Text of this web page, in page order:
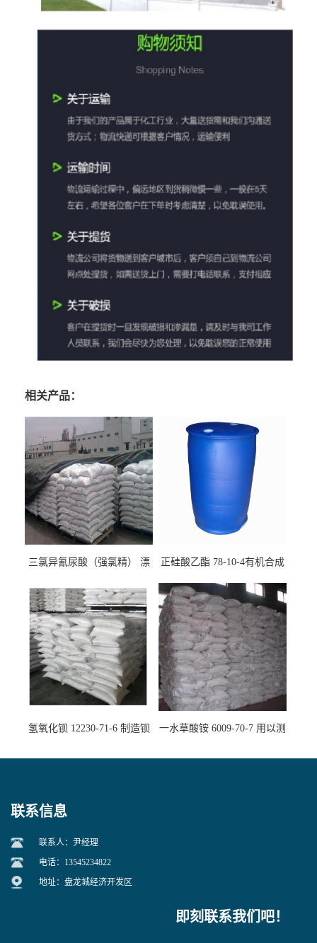
相关产品：
三氯异氰尿酸（强氯精） 漂
正硅酸乙酯 78-10-4有机合成
氢氧化钡 12230-71-6 制造钡
一水草酸铵 6009-70-7 用以测
联系信息
联系人：尹经理
电话：13545234822
地址：盘龙城经济开发区
即刻联系我们吧！